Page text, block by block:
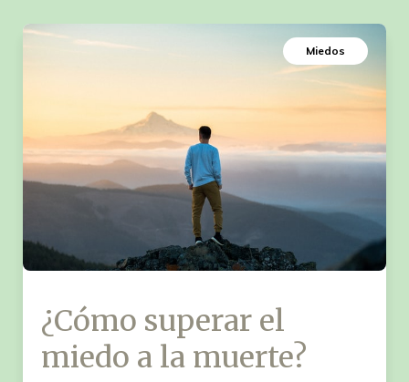
Miedos
¿Cómo superar el
miedo a la muerte?